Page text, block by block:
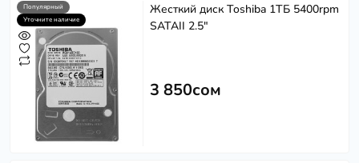
Популярный
Уточните наличие
Жесткий диск Toshiba 1ТБ 5400rpm
SATAII 2.5"
3 850сом